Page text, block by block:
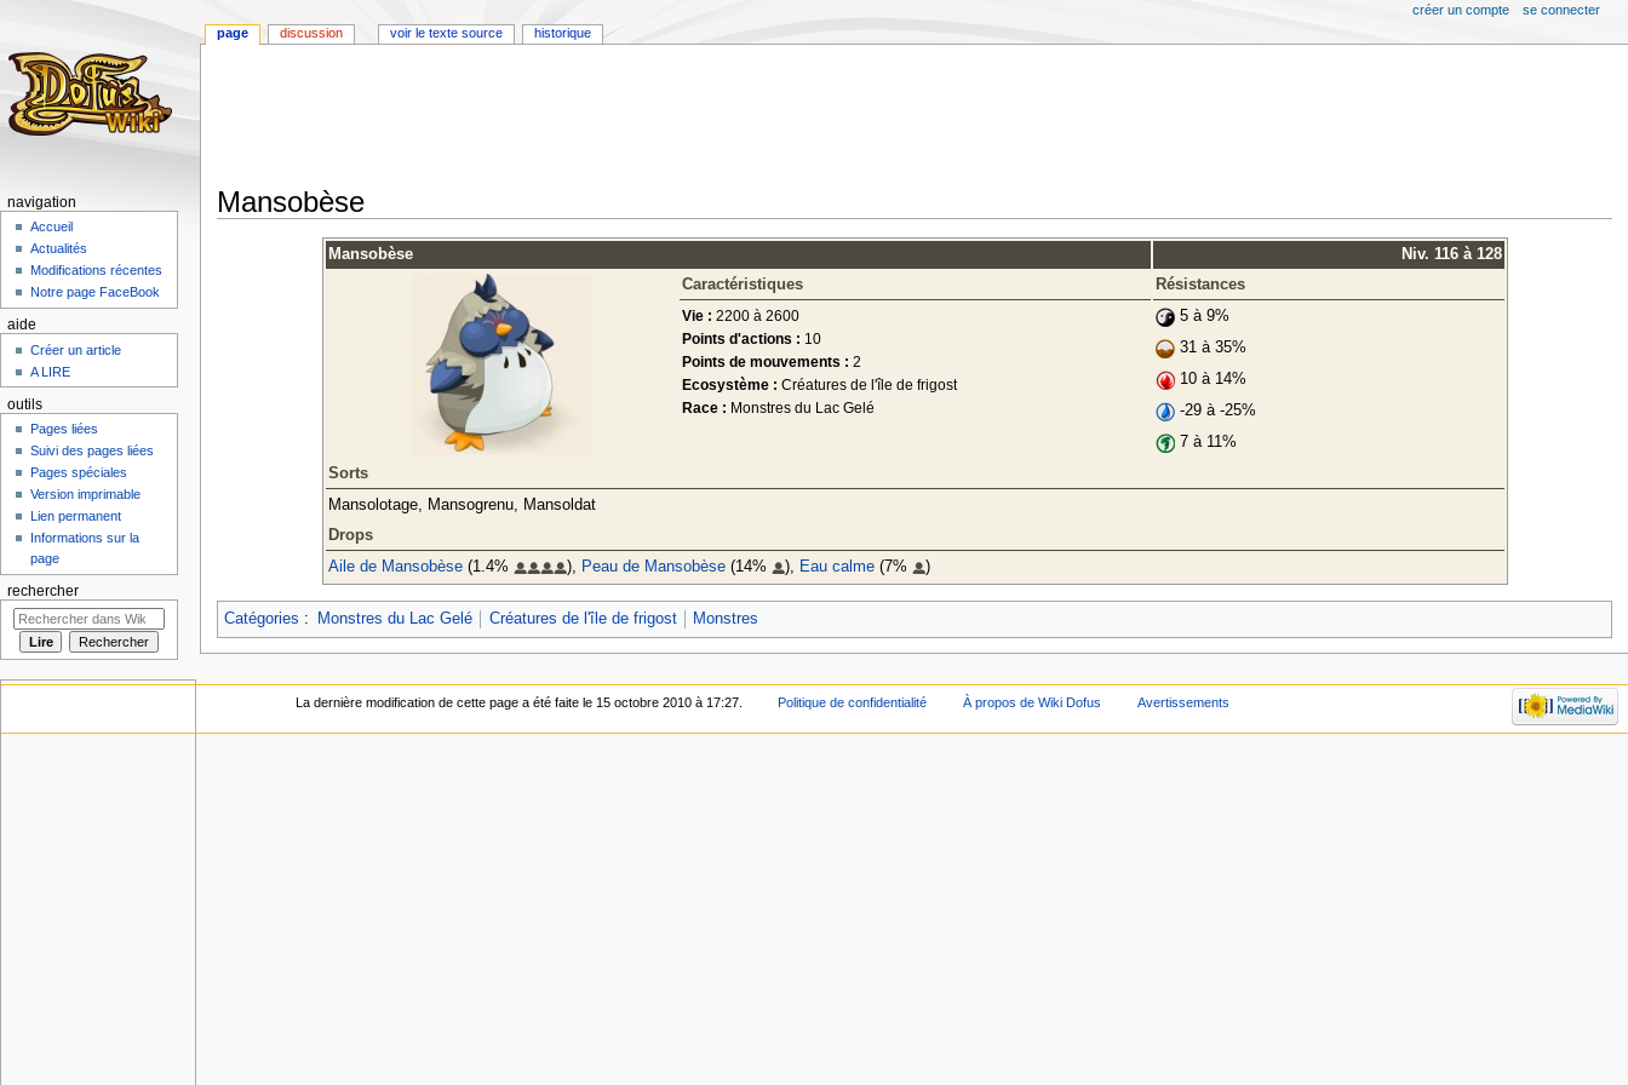
Mansobèse
Mansobèse
Niv. 116 à 128
Caractéristiques
Résistances
Vie : 2200 à 2600
Points d'actions : 10
Points de mouvements : 2
Ecosystème : Créatures de l'île de frigost
Race : Monstres du Lac Gelé
5 à 9%
31 à 35%
10 à 14%
-29 à -25%
7 à 11%
Sorts
Mansolotage, Mansogrenu, Mansoldat
Drops
Aile de Mansobèse(1.4% ), Peau de Mansobèse(14% ), Eau calme(7% )
Catégories : Monstres du Lac Gelé Créatures de l'île de frigost Monstres
page discussion voir le texte source historique
créer un compte se connecter
navigation
Accueil
Actualités
Modifications récentes
Notre page FaceBook
aide
Créer un article
A LIRE
outils
Pages liées
Suivi des pages liées
Pages spéciales
Version imprimable
Lien permanent
Informations sur la
page
rechercher
La dernière modification de cette page a été faite le 15 octobre 2010 à 17:27. Politique de confidentialité À propos de Wiki Dofus Avertissements